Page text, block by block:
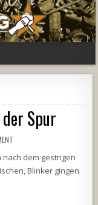
Spur
nach dem gestrigen
Blinker gingen